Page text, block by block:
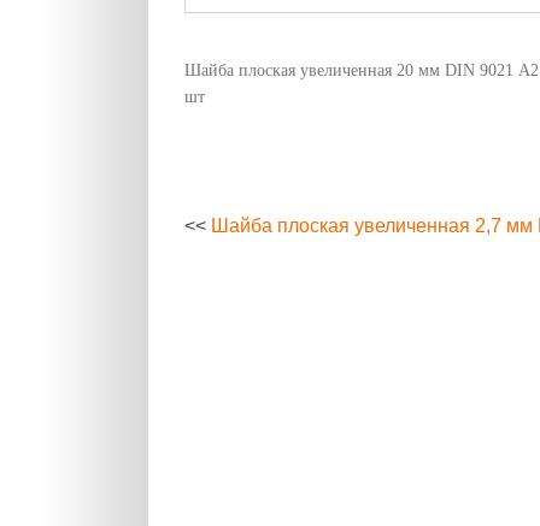
Шайба плоская увеличенная 20 мм DIN 9021
шт
<< Шайба плоская увеличенная 2,7 мм